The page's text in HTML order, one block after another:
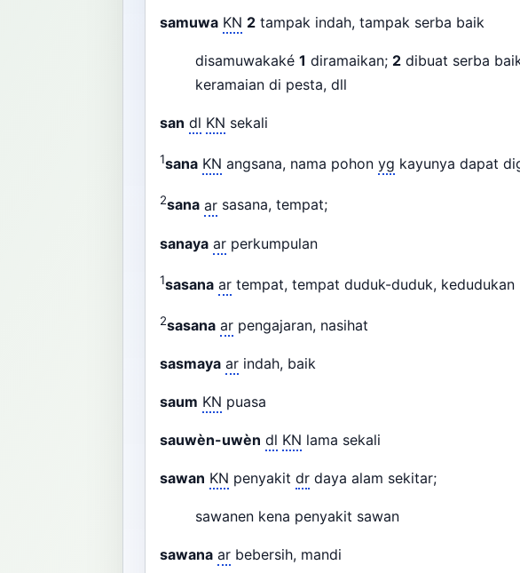
samuwa KN 2 tampak indah, tampak serba baik
disamuwakaké 1 diramaikan; 2 dibuat serba
keramaian di pesta, dll
san dl KN sekali
1sana KN angsana, nama pohon yg kayunya dapat
2sana ar sasana, tempat;
sanaya ar perkumpulan
1sasana ar tempat, tempat duduk-duduk, kedudukan
2sasana ar pengajaran, nasihat
sasmaya ar indah, baik
saum KN puasa
sauwèn-uwèn dl KN lama sekali
sawan KN penyakit dr daya alam sekitar;
sawanen kena penyakit sawan
sawana ar bebersih, mandi